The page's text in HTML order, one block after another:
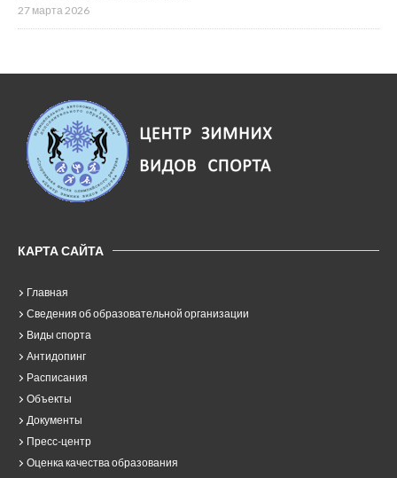
27 марта 2026
КАРТА САЙТА
Главная
Сведения об образовательной организации
Виды спорта
Антидопинг
Расписания
Объекты
Документы
Пресс-центр
Оценка качества образования